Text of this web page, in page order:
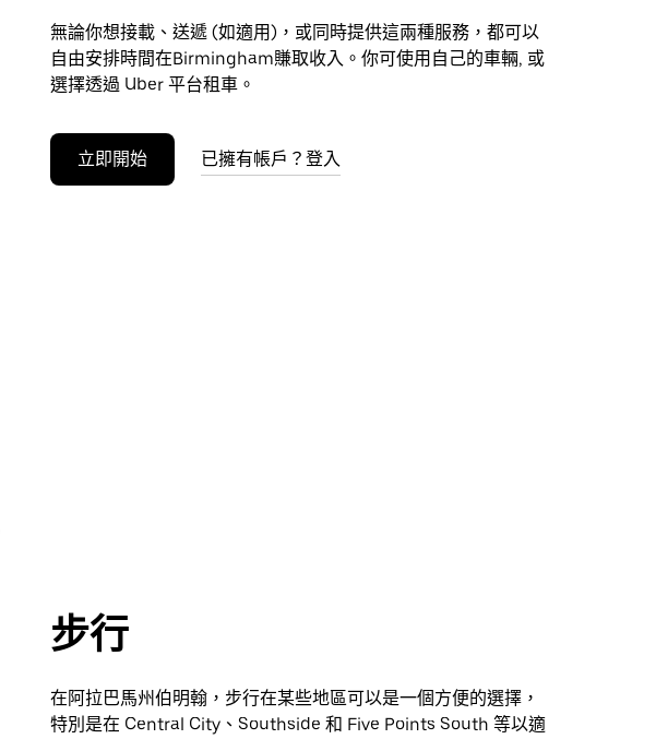
無論你想接載、送遞 (如適用)，或同時提供這兩種服務，都可以
自由安排時間在Birmingham賺取收入。你可使用自己的車輛, 或
選擇透過 Uber 平台租車。
立即開始 已擁有帳戶？登入
步行
在阿拉巴馬州伯明翰，步行在某些地區可以是一個方便的選擇，
特別是在 Central City、Southside 和 Five Points South 等以適